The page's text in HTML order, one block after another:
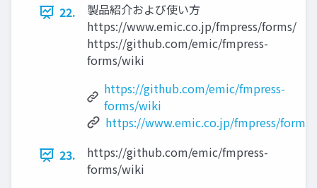
22.
製品紹介および使い方
https://www.emic.co.jp/fmpress/forms/
https://github.com/emic/fmpress-
forms/wiki
https://github.com/emic/fmpress-
forms/wiki
https://www.emic.co.jp/fmpress/forms/
23.
https://github.com/emic/fmpress-
forms/wiki